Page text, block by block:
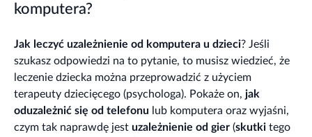
komputera?
Jak leczyć uzależnienie od komputera u dzieci? Jeśli
szukasz odpowiedzi na to pytanie, to musisz wiedzieć, że
leczenie dziecka można przeprowadzić z użyciem
terapeuty dziecięcego (psychologa). Pokaże on, jak
oduzależnić się od telefonu lub komputera oraz wyjaśni,
czym tak naprawdę jest uzależnienie od gier (skutki tego